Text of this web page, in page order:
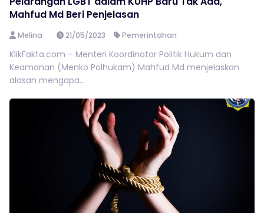
Mahfud Md Beri Penjelasan
Melina 21/05/2023 Pemerintahan
KlikFakta.com – Menteri Koordinator Politik Hukum dan
Keamanan (Menko Polhukam) Mahfud Md menjelaskan
alasan mengapa...